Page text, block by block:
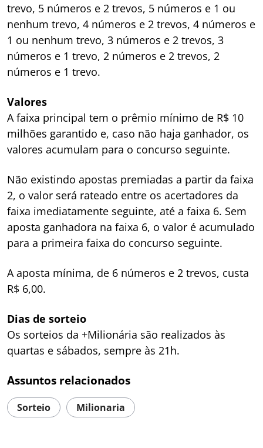
trevo, 5 números e 2 trevos, 5 números e 1 ou
nenhum trevo, 4 números e 2 trevos, 4 números e
1 ou nenhum trevo, 3 números e 2 trevos, 3
números e 1 trevo, 2 números e 2 trevos, 2
números e 1 trevo.
Valores
A faixa principal tem o prêmio mínimo de R$ 10
milhões garantido e, caso não haja ganhador, os
valores acumulam para o concurso seguinte.
Não existindo apostas premiadas a partir da faixa
2, o valor será rateado entre os acertadores da
faixa imediatamente seguinte, até a faixa 6. Sem
aposta ganhadora na faixa 6, o valor é acumulado
para a primeira faixa do concurso seguinte.​​
A aposta mínima, de 6 números e 2 trevos, custa
R$ 6,00.
Dias de sorteio
Os sorteios da +Milionária são realizados às
quartas e sábados, sempre às 21h.
Assuntos relacionados
Sorteio Milionaria